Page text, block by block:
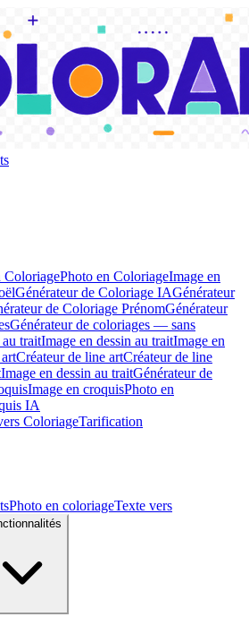
ColoriagePhoto en ColoriageImage en
Générateur de Coloriage IAGénérateur
de Coloriage PrénomGénérateur
Générateur de coloriages — sans
au traitImage en dessin au traitImage en
Créateur de line artCréateur de line
Image en dessin au traitGénérateur de
Image en croquisPhoto en
IA
ColoriageTarification
Photo en coloriageTexte vers